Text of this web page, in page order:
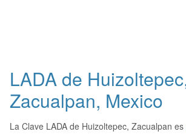
LADA de
Zacualpan, Mexico
La Clave LADA de Huizoltepec, Zacualpan es